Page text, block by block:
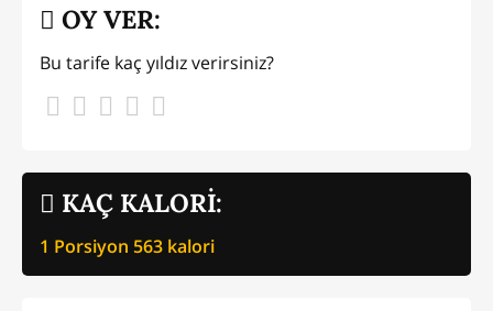
KAÇ KALORİ:
1 Porsiyon 563 kalori
OY VER:
Bu tarife kaç yıldız verirsiniz?